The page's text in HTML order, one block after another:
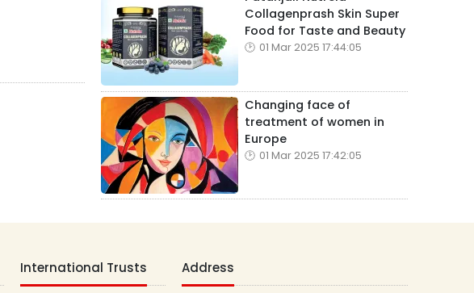
Collagenprash Skin Super
Food for Taste and Beauty
01 Mar 2025 17:44:05
Changing face of
treatment of women in
Europe
01 Mar 2025 17:42:05
International Trusts Address